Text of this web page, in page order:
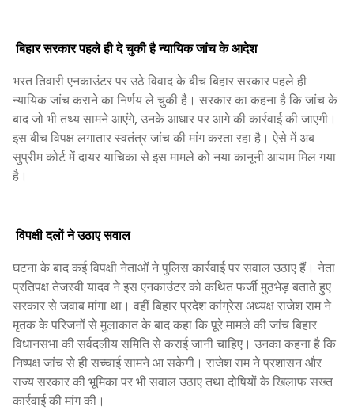
बिहार सरकार पहले ही दे चुकी है न्यायिक जांच के आदेश
भरत तिवारी एनकाउंटर पर उठे विवाद के बीच बिहार सरकार पहले ही
न्यायिक जांच कराने का निर्णय ले चुकी है। सरकार का कहना है कि जांच के
बाद जो भी तथ्य सामने आएंगे, उनके आधार पर आगे की कार्रवाई की जाएगी।
इस बीच विपक्ष लगातार स्वतंत्र जांच की मांग करता रहा है। ऐसे में अब
सुप्रीम कोर्ट में दायर याचिका से इस मामले को नया कानूनी आयाम मिल गया
है।
विपक्षी दलों ने उठाए सवाल
घटना के बाद कई विपक्षी नेताओं ने पुलिस कार्रवाई पर सवाल उठाए हैं। नेता
प्रतिपक्ष तेजस्वी यादव ने इस एनकाउंटर को कथित फर्जी मुठभेड़ बताते हुए
सरकार से जवाब मांगा था। वहीं बिहार प्रदेश कांग्रेस अध्यक्ष राजेश राम ने
मृतक के परिजनों से मुलाकात के बाद कहा कि पूरे मामले की जांच बिहार
विधानसभा की सर्वदलीय समिति से कराई जानी चाहिए। उनका कहना है कि
निष्पक्ष जांच से ही सच्चाई सामने आ सकेगी। राजेश राम ने प्रशासन और
राज्य सरकार की भूमिका पर भी सवाल उठाए तथा दोषियों के खिलाफ सख्त
कार्रवाई की मांग की।